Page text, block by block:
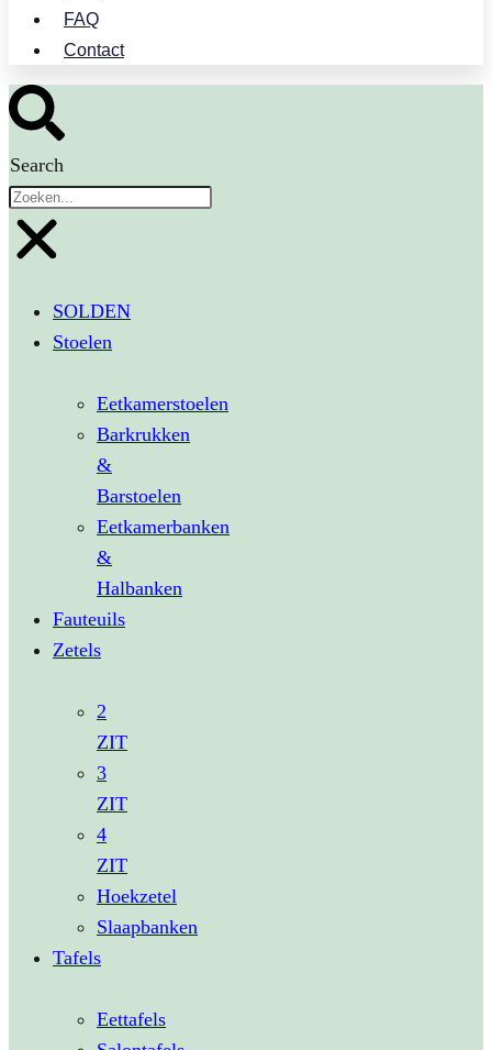
FAQ
Contact
Search
SOLDEN
Stoelen
Eetkamerstoelen
Barkrukken
&
Barstoelen
Eetkamerbanken
&
Halbanken
Fauteuils
Zetels
2
ZIT
3
ZIT
4
ZIT
Hoekzetel
Slaapbanken
Tafels
Eettafels